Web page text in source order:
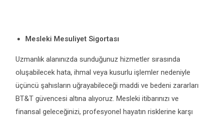
Mesleki Mesuliyet Sigortası
Uzmanlık alanınızda sunduğunuz hizmetler sırasında
oluşabilecek hata, ihmal veya kusurlu işlemler nedeniyle
üçüncü şahısların uğrayabileceği maddi ve bedeni zararları
BT&T güvencesi altına alıyoruz. Mesleki itibarınızı ve
finansal geleceğinizi, profesyonel hayatın risklerine karşı